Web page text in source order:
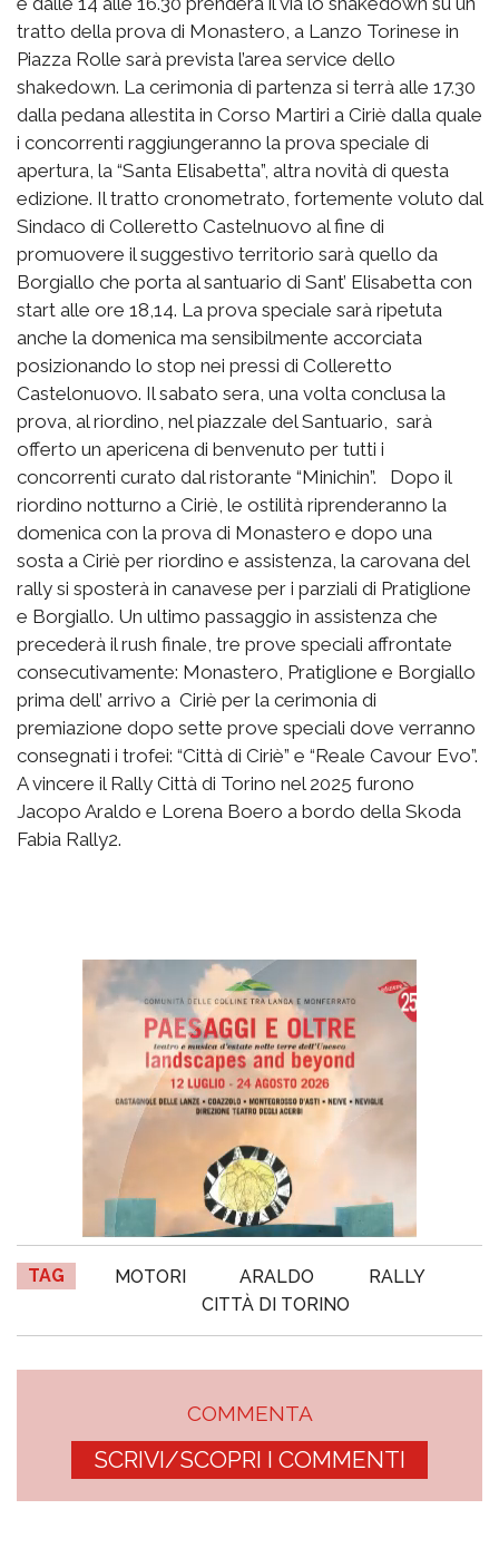
tratto della prova di Monastero, a Lanzo Torinese in
Piazza Rolle sarà prevista l’area service dello
shakedown. La cerimonia di partenza si terrà alle 17.30
dalla pedana allestita in Corso Martiri a Ciriè dalla quale
i concorrenti raggiungeranno la prova speciale di
apertura, la “Santa Elisabetta”, altra novità di questa
edizione. Il tratto cronometrato, fortemente voluto dal
Sindaco di Colleretto Castelnuovo al fine di
promuovere il suggestivo territorio sarà quello da
Borgiallo che porta al santuario di Sant’ Elisabetta con
start alle ore 18,14. La prova speciale sarà ripetuta
anche la domenica ma sensibilmente accorciata
posizionando lo stop nei pressi di Colleretto
Castelonuovo. Il sabato sera, una volta conclusa la
prova, al riordino, nel piazzale del Santuario, sarà
offerto un apericena di benvenuto per tutti i
concorrenti curato dal ristorante “Minichin”. Dopo il
riordino notturno a Ciriè, le ostilità riprenderanno la
domenica con la prova di Monastero e dopo una
sosta a Ciriè per riordino e assistenza, la carovana del
rally si sposterà in canavese per i parziali di Pratiglione
e Borgiallo. Un ultimo passaggio in assistenza che
precederà il rush finale, tre prove speciali affrontate
consecutivamente: Monastero, Pratiglione e Borgiallo
prima dell’ arrivo a Ciriè per la cerimonia di
premiazione dopo sette prove speciali dove verranno
consegnati i trofei: “Città di Ciriè” e “Reale Cavour Evo”.
A vincere il Rally Città di Torino nel 2025 furono
Jacopo Araldo e Lorena Boero a bordo della Skoda
Fabia Rally2.
TAG MOTORI ARALDO
RALLY
CITTÀ DI TORINO
COMMENTA
SCRIVI/SCOPRI I COMMENTI